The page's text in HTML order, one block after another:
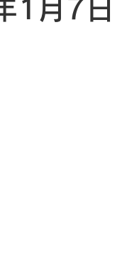
1月7日